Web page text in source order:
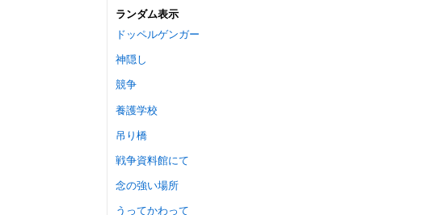
ランダム表示
ドッペルゲンガー
神隠し
競争
養護学校
吊り橋
戦争資料館にて
念の強い場所
うってかわって